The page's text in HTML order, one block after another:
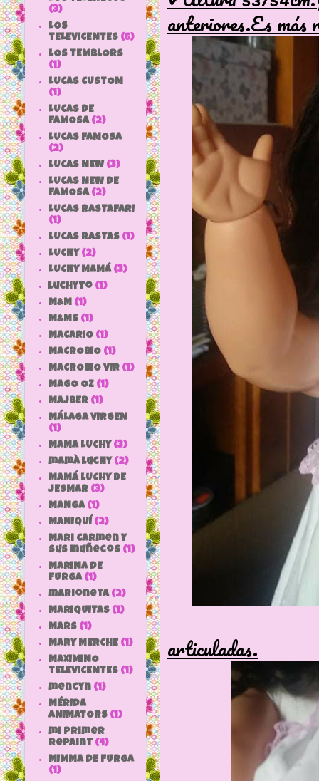
anteriores.Es más
articuladas.
(3)
LOS
TELEVICENTES (6)
LOS TEMBLORS
(1)
LUCAS CUSTOM
(1)
LUCAS DE
FAMOSA (2)
LUCAS FAMOSA
(2)
LUCAS NEW (3)
LUCAS NEW DE
FAMOSA (2)
LUCAS RASTAFARI
(1)
LUCAS RASTAS (1)
LUCHY (2)
LUCHY MAMÁ (3)
luchyto (1)
M&M (1)
M&MS (1)
MACARIO (1)
MACROBIO (1)
MACROBIO VIR (1)
MAGO OZ (1)
MAJBER (1)
MÁLAGA VIRGEN
(1)
MAMA LUCHY (3)
mamà luchy (2)
MAMÁ LUCHY DE
JESMAR (3)
MANGA (1)
MANIQUÍ (2)
Mari Carmen y
sus muñecos (1)
MARINA DE
FURGA (1)
marioneta (2)
MARIQUITAS (1)
MARS (1)
MARY MERCHE (1)
MAXIMINO
TELEVICENTES (1)
mencyn (1)
MÉRIDA
ANIMATORS (1)
mi primer
repaint (4)
MIMMA DE FURGA
(1)